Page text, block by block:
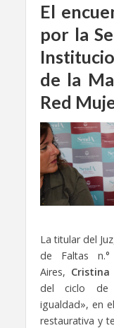
El
por la
de la
Red
La titular del
de Faltas
Aires, Cristina
del ciclo de
igualdad», en
restaurativa y